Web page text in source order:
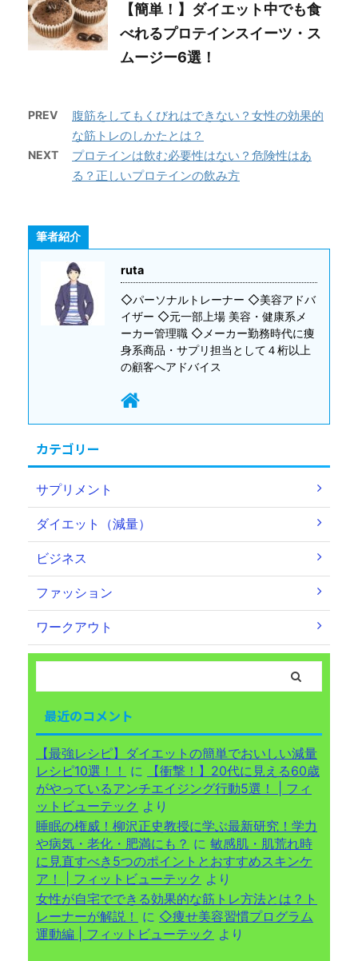
【簡単！】ダイエット中でも食
べれるプロテインスイーツ・ス
ムージー6選！
PREV
腹筋をしてもくびれはできない？女性の効果的
な筋トレのしかたとは？
NEXT
プロテインは飲む必要性はない？危険性はあ
る？正しいプロテインの飲み方
筆者紹介
ruta
◇パーソナルトレーナー ◇美容アドバ
イザー ◇元一部上場 美容・健康系メ
ーカー管理職 ◇メーカー勤務時代に痩
身系商品・サプリ担当として４桁以上
の顧客へアドバイス
カテゴリー
サプリメント
ダイエット（減量）
ビジネス
ファッション
ワークアウト
最近のコメント
【最強レシピ】ダイエットの簡単でおいしい減量
レシピ10選！！
に
【衝撃！】20代に見える60歳
がやっているアンチエイジング行動5選！ | フィ
ットビューテック より
睡眠の権威！柳沢正史教授に学ぶ最新研究！学力
や病気・老化・肥満にも？ に 敏感肌・肌荒れ時
に見直すべき5つのポイントとおすすめスキンケ
ア！ | フィットビューテック より
女性が自宅でできる効果的な筋トレ方法とは？ト
レーナーが解説！
に ◇痩せ美容習慣プログラム
運動編 | フィットビューテック より